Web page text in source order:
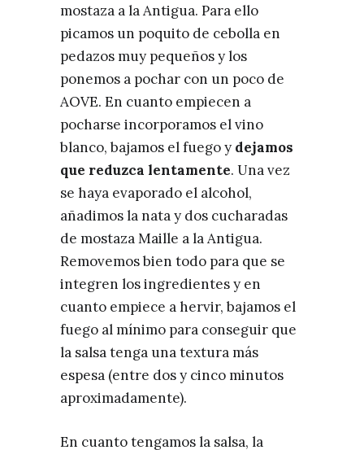
mostaza a la Antigua. Para ello
picamos un poquito de cebolla en
pedazos muy pequeños y los
ponemos a pochar con un poco de
AOVE. En cuanto empiecen a
pocharse incorporamos el vino
blanco, bajamos el fuego y dejamos
que reduzca lentamente. Una vez
se haya evaporado el alcohol,
añadimos la nata y dos cucharadas
de mostaza Maille a la Antigua.
Removemos bien todo para que se
integren los ingredientes y en
cuanto empiece a hervir, bajamos el
fuego al mínimo para conseguir que
la salsa tenga una textura más
espesa (entre dos y cinco minutos
aproximadamente).
En cuanto tengamos la salsa, la